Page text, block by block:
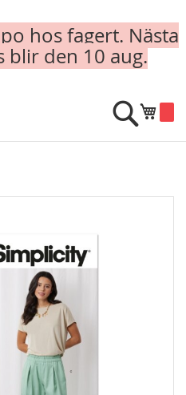
hos fagert. Nästa
blir den 10 aug.
Min
Sök